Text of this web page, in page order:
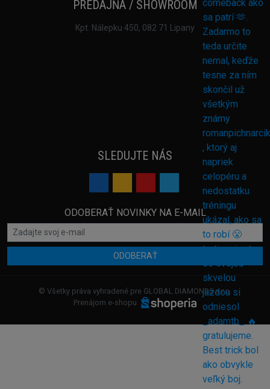
PREDAJŇA / SHOWROOM
Kpt. Nálepku 450, 082 71 Lipany
SLEDUJTE NÁS
ODOBERAŤ NOVINKY NA E-MAIL
ODOBERAŤ
© Všetky práva vyhradené pre GLOBAL DIAMONDS s.r.o.
Prenájom e-shopu